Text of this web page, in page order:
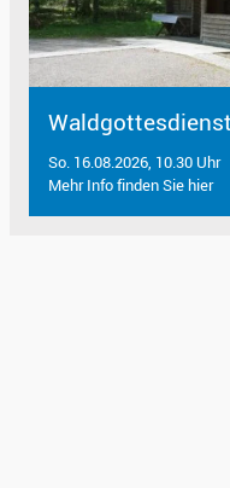
So. 16.08.2026, 10.30 Uhr
Mehr Info finden Sie hier